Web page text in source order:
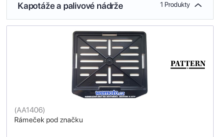
Kapotáže a palivové nádrže 1 Produkty
Rámeček pod značku
(AA1406)